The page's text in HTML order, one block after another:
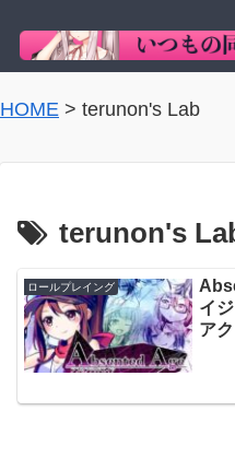
HOME > terunon's Lab
terunon's
ロールプレイング
イ
ア